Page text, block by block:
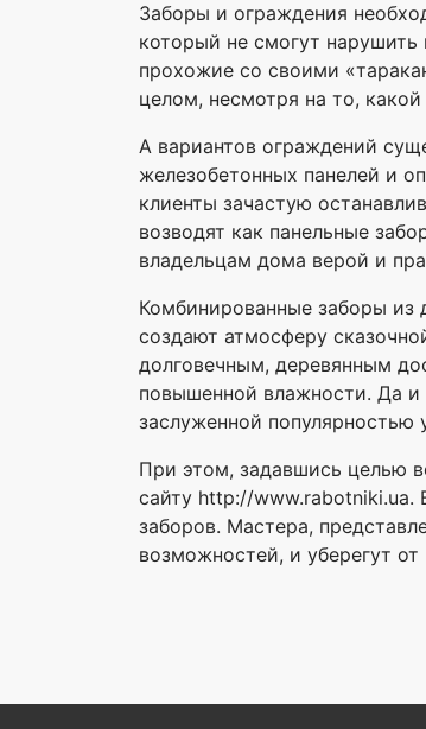
Заборы и ограждения
который не смогут
прохожие со своими
целом, несмотря на то,
А вариантов ограждений
железобетонных панелей и
клиенты зачастую
возводят как панельные
владельцам дома верой и
Комбинированные заборы из
создают атмосферу
долговечным, деревянным
повышенной влажности. Да и
заслуженной популярностью
При этом, задавшись целью
сайту http://www.rabotniki.ua.
заборов. Мастера,
возможностей, и уберегут от